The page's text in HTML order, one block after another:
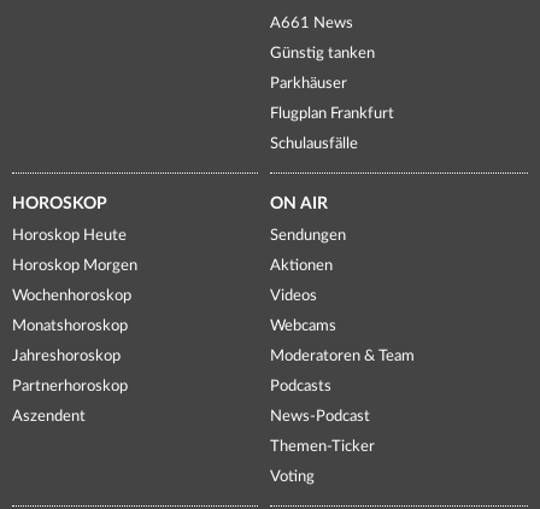
A661 News
Günstig tanken
Parkhäuser
Flugplan Frankfurt
Schulausfälle
HOROSKOP
Horoskop Heute
Horoskop Morgen
Wochenhoroskop
Monatshoroskop
Jahreshoroskop
Partnerhoroskop
Aszendent
ON AIR
Sendungen
Aktionen
Videos
Webcams
Moderatoren & Team
Podcasts
News-Podcast
Themen-Ticker
Voting